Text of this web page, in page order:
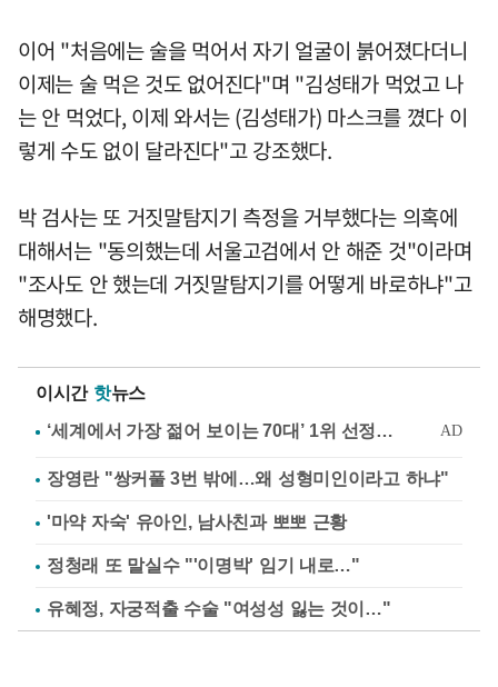
이어 "처음에는 술을 먹어서 자기 얼굴이 붉어졌다더니
이제는 술 먹은 것도 없어진다"며 "김성태가 먹었고 나
는 안 먹었다, 이제 와서는 (김성태가) 마스크를 꼈다 이
렇게 수도 없이 달라진다"고 강조했다.
박 검사는 또 거짓말탐지기 측정을 거부했다는 의혹에
대해서는 "동의했는데 서울고검에서 안 해준 것"이라며
"조사도 안 했는데 거짓말탐지기를 어떻게 바로하냐"고
해명했다.
이시간 핫뉴스
장영란 "쌍커풀 3번 밖에…왜 성형미인이라고 하냐"
'마약 자숙' 유아인, 남사친과 뽀뽀 근황
정청래 또 말실수 "'이명박' 임기 내로…"
유혜정, 자궁적출 수술 "여성성 잃는 것이…"